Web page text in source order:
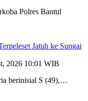
Polres Bantul
Jatuh ke Sungai
2026 10:01 WIB
berinisial S (49),…